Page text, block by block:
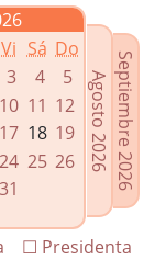
Vi Sá Do
3 4
5
10 11 12
17 18 19
24 25 26
31 Septiembre 2026
Agosto 2026
☐ Presidenta